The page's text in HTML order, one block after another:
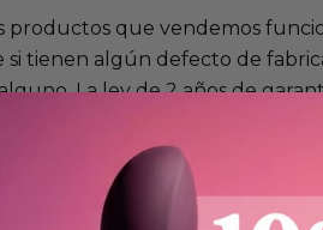
productos que vendemos
tienen algún defecto de
La ley de 2 años de
contra defectos de
mal uso o uso indebido.
15 días desde la entrega para